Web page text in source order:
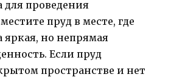
для проведения
пруд в месте, где
яркая, но непрямая
Если пруд
пространстве и нет